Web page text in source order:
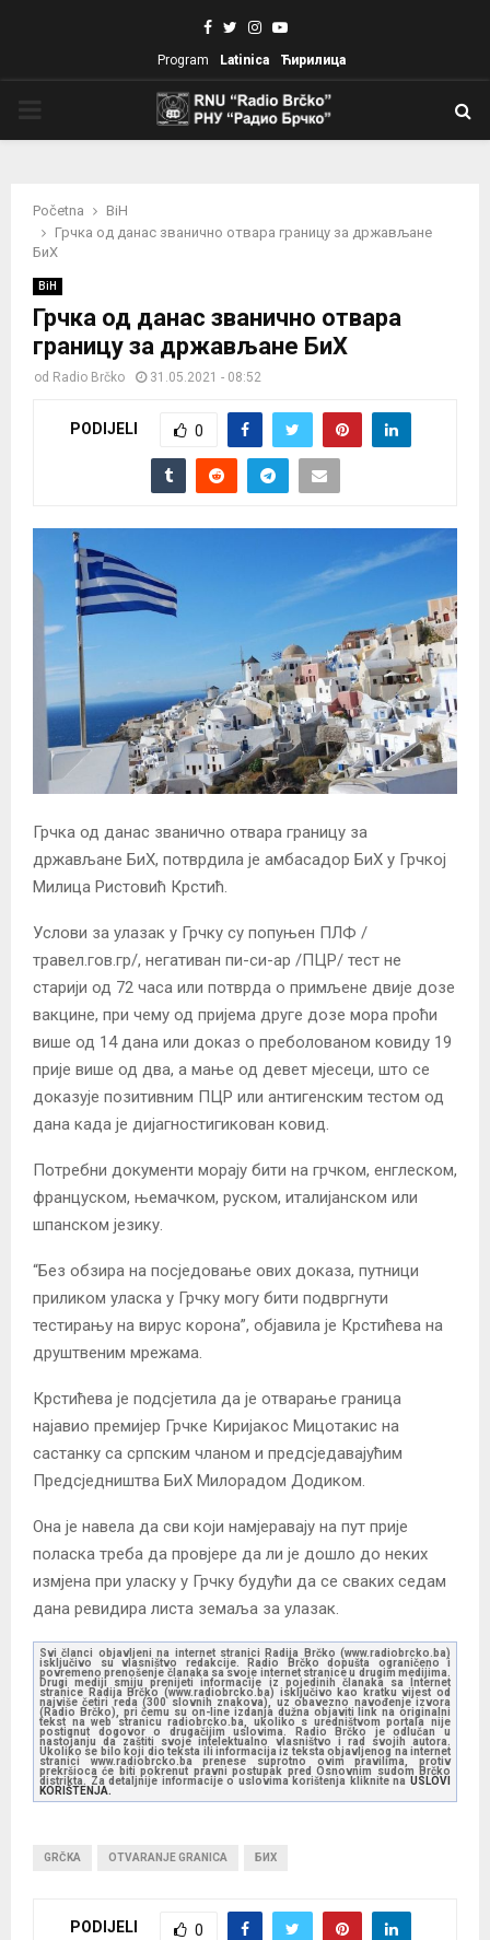
Facebook
TwitterInstagram
Youtube
Program Latinica Ћирилица
Početna
BiH
Грчка од данас званично отвара границу за држављане
БиХ
BiH
Грчка од данас званично отвара
границу за држављане БиХ
od Radio Brčko 31.05.2021 - 08:52
PODIJELI 0
Грчка од данас званично отвара границу за
држављане БиХ, потврдила је амбасадор БиХ у Грчкој
Милица Ристовић Крстић.
Услови за улазак у Грчку су попуњен ПЛФ /
травел.гов.гр/, негативан пи-си-ар /ПЦР/ тест не
старији од 72 часа или потврда о примљене двије дозе
вакцине, при чему од пријема друге дозе мора проћи
више од 14 дана или доказ о преболованом ковиду 19
прије више од два, а мање од девет мјесеци, што се
доказује позитивним ПЦР или антигенским тестом од
дана када је дијагностигикован ковид.
Потребни документи морају бити на грчком, енглеском,
француском, њемачком, руском, италијанском или
шпанском језику.
“Без обзира на посједовање ових доказа, путници
приликом уласка у Грчку могу бити подвргнути
тестирању на вирус корона”, објавила је Крстићева на
друштвеним мрежама.
Крстићева је подсјетила да је отварање граница
најавио премијер Грчке Киријакос Мицотакис на
састанку са српским чланом и предсједавајућим
Предсједништва БиХ Милорадом Додиком.
Она је навела да сви који намјеравају на пут прије
поласка треба да провјере да ли је дошло до неких
измјена при уласку у Грчку будући да се сваких седам
дана ревидира листа земаља за улазак.
Svi članci objavljeni na internet stranici Radija Brčko (www.radiobrcko.ba)
isključivo su vlasništvo redakcije. Radio Brčko dopušta ograničeno i
povremeno prenošenje članaka sa svoje internet stranice u drugim medijima.
Drugi mediji smiju prenijeti informacije iz pojedinih članaka sa Internet
stranice Radija Brčko (www.radiobrcko.ba) isključivo kao kratku vijest od
najviše četiri reda (300 slovnih znakova), uz obavezno navođenje izvora
(Radio Brčko), pri čemu su on-line izdanja dužna objaviti link na originalni
tekst na web stranicu radiobrcko.ba, ukoliko s uredništvom portala nije
postignut dogovor o drugačijim uslovima. Radio Brčko je odlučan u
nastojanju da zaštiti svoje intelektualno vlasništvo i rad svojih autora.
Ukoliko se bilo koji dio teksta ili informacija iz teksta objavljenog na internet
stranici www.radiobrcko.ba prenese suprotno ovim pravilima, protiv
prekršioca će biti pokrenut pravni postupak pred Osnovnim sudom Brčko
distrikta. Za detaljnije informacije o uslovima korištenja kliknite na USLOVI
KORIŠTENJA.
GRČKA OTVARANJE GRANICA БИХ
PODIJELI 0